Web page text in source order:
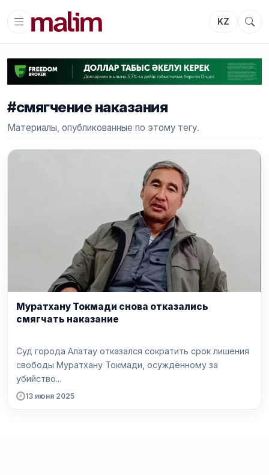
KZ
#смягчение наказания
Материалы, опубликованные по этому тегу.
Муратхану Токмади снова отказались
смягчать наказание
Суд города Алатау отказался сократить срок лишения
свободы Муратхану Токмади, осуждённому за
убийство...
13 июня 2025